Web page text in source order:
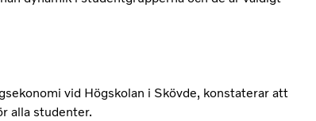
vid Högskolan i Skövde, konstaterar att
alla studenter.